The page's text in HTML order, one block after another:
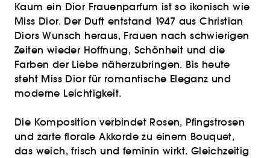
Kaum ein Dior Frauenparfum ist so ikonisch wie
Miss Dior. Der Duft entstand 1947 aus Christian
Diors Wunsch heraus, Frauen nach schwierigen
Zeiten wieder Hoffnung, Schönheit und die
Farben der Liebe näherzubringen. Bis heute
steht Miss Dior für romantische Eleganz und
moderne Leichtigkeit.
Die Komposition verbindet Rosen, Pfingstrosen
und zarte florale Akkorde zu einem Bouquet,
das weich, frisch und feminin wirkt. Gleichzeitig